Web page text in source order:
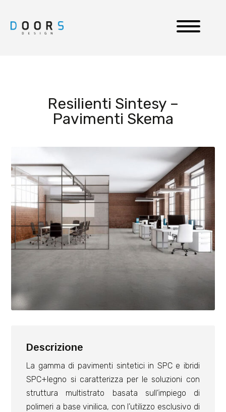
Resilienti Sintesy –
Pavimenti Skema
Descrizione
La gamma di pavimenti sintetici in SPC e ibridi
SPC+legno si caratterizza per le soluzioni con
struttura multistrato basata sull’impiego di
polimeri a base vinilica, con l’utilizzo esclusivo di